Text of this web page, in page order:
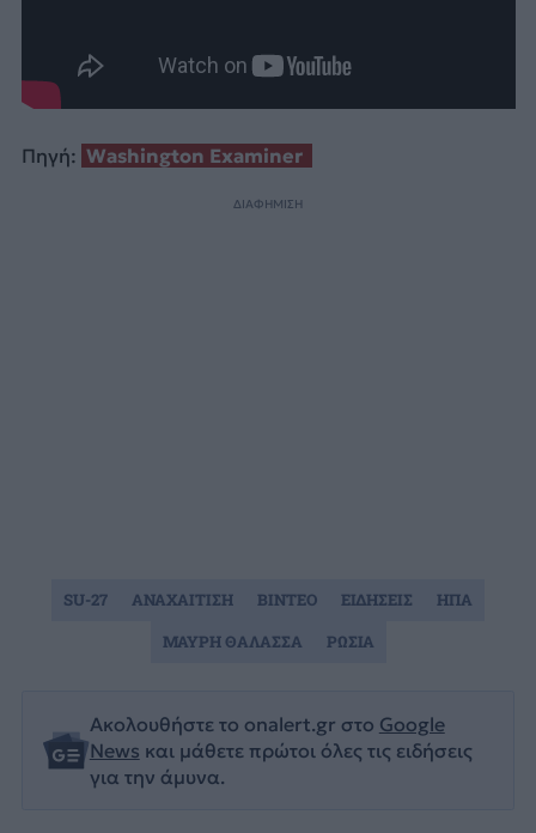
Πηγή: Washington Examiner
ΔΙΑΦΗΜΙΣΗ
Ακολουθήστε το onalert.gr στο Google
News και μάθετε πρώτοι όλες τις ειδήσεις
για την άμυνα.
SU-27 ΑΝΑΧΑΙΤΙΣΗ ΒΙΝΤΕΟ ΕΙΔΗΣΕΙΣ
ΗΠΑ
ΜΑΥΡΗ ΘΑΛΑΣΣΑ
ΡΩΣΙΑ